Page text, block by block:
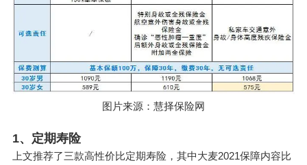
图片来源：慧择保险网
1、定期寿险
上文推荐了三款高性价比定期寿险，其中大麦2021保障内容比